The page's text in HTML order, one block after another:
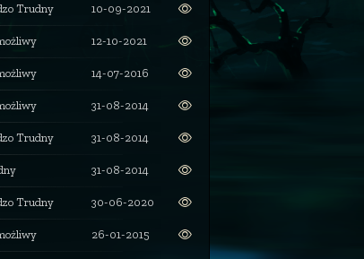
Trudny 10-09-2021
12-10-2021
14-07-2016
31-08-2014
Trudny 31-08-2014
31-08-2014
Trudny 30-06-2020
26-01-2015